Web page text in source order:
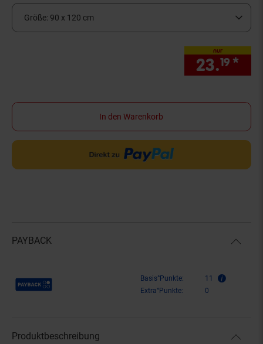
Größe: 90 x 120 cm
nur
23.19 *
In den Warenkorb
PAYBACK
Payback Punkte Basis°Punkte:
11
Extra°Punkte:
0
Produktbeschreibung